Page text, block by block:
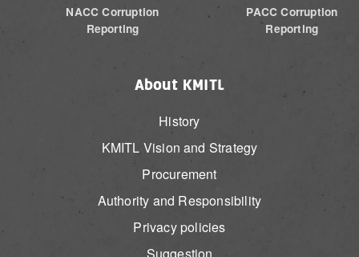
NACC Corruption
Reporting
PACC Corruption
Reporting
About KMITL
History
KMITL Vision and Strategy
Procurement
Authority and Responsibility
Privacy policies
Suggestion